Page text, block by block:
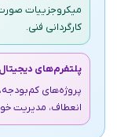
میکروجزییات
کارگردانی فنی.
پلتفرم‌های دیجیتال
پروژه‌های
انعطاف، مدیریت